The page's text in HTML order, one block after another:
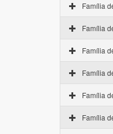
Família
Família
Família
Família
Família
Família